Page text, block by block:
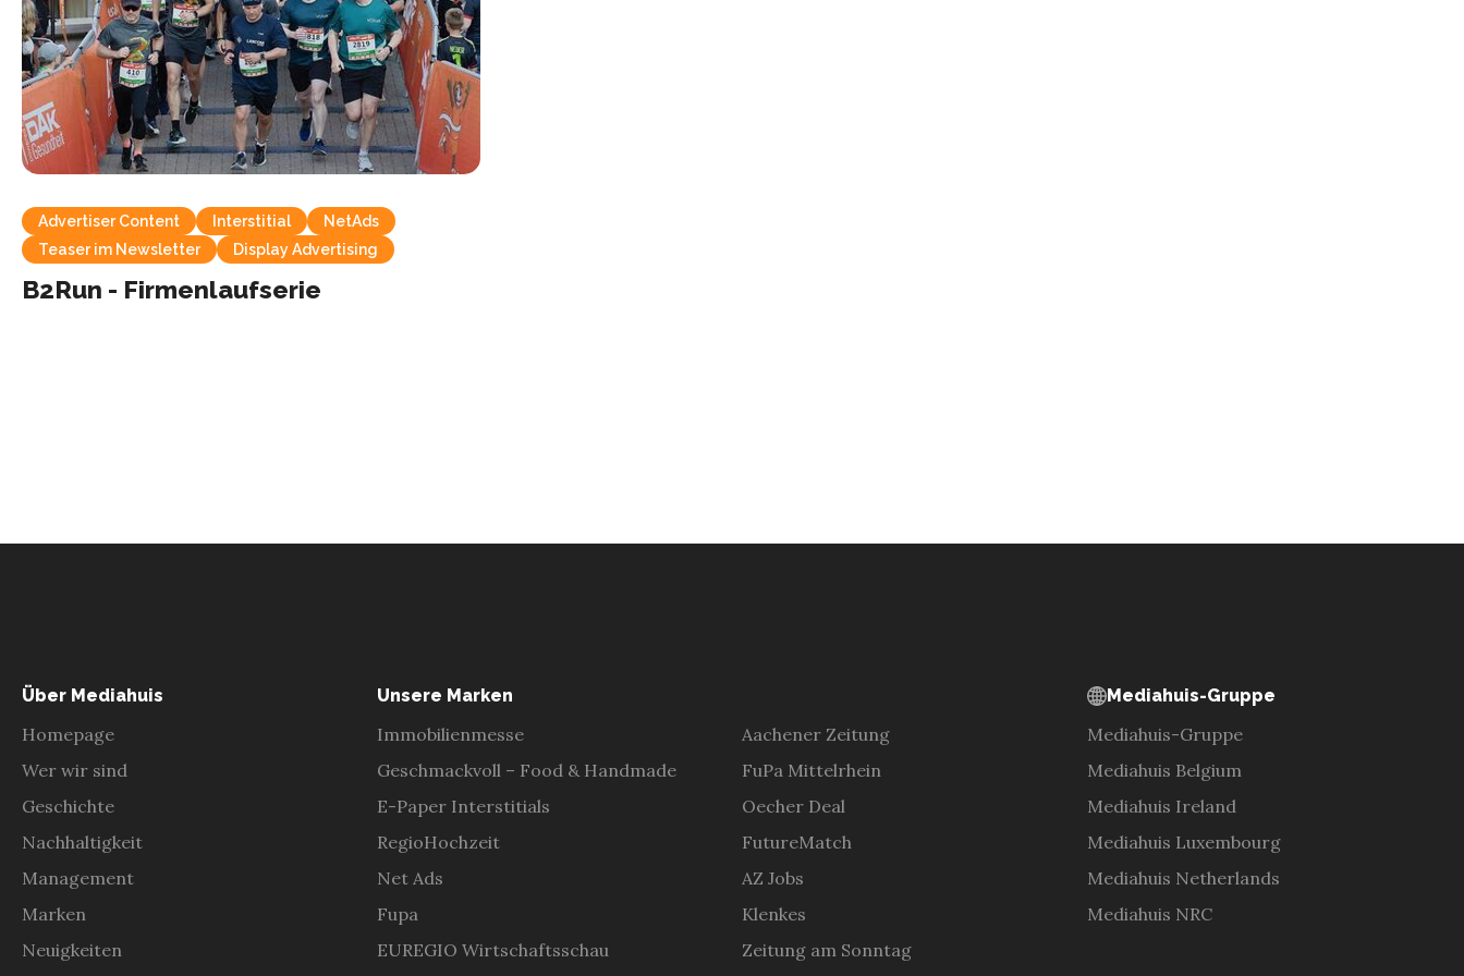
Advertiser Content Interstitial
NetAds
Teaser im Newsletter
Display Advertising
B2Run - Firmenlaufserie
Über Mediahuis
Homepage
Wer wir sind
Geschichte
Nachhaltigkeit
Management
Marken
Neuigkeiten
Unsere Marken
Immobilienmesse
Geschmackvoll – Food & Handmade
E-Paper Interstitials
RegioHochzeit
Net Ads
Fupa
EUREGIO Wirtschaftsschau
Aachener Zeitung
FuPa Mittelrhein
Oecher Deal
FutureMatch
AZ Jobs
Klenkes
Zeitung am Sonntag
Mediahuis-Gruppe
Mediahuis-Gruppe
Mediahuis Belgium
Mediahuis Ireland
Mediahuis Luxembourg
Mediahuis Netherlands
Mediahuis NRC